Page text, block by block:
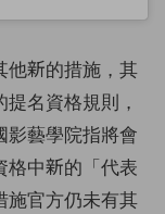
他新的措施，其
名資格規則，
影藝學院指將會
格中新的「代表
施官方仍未有其